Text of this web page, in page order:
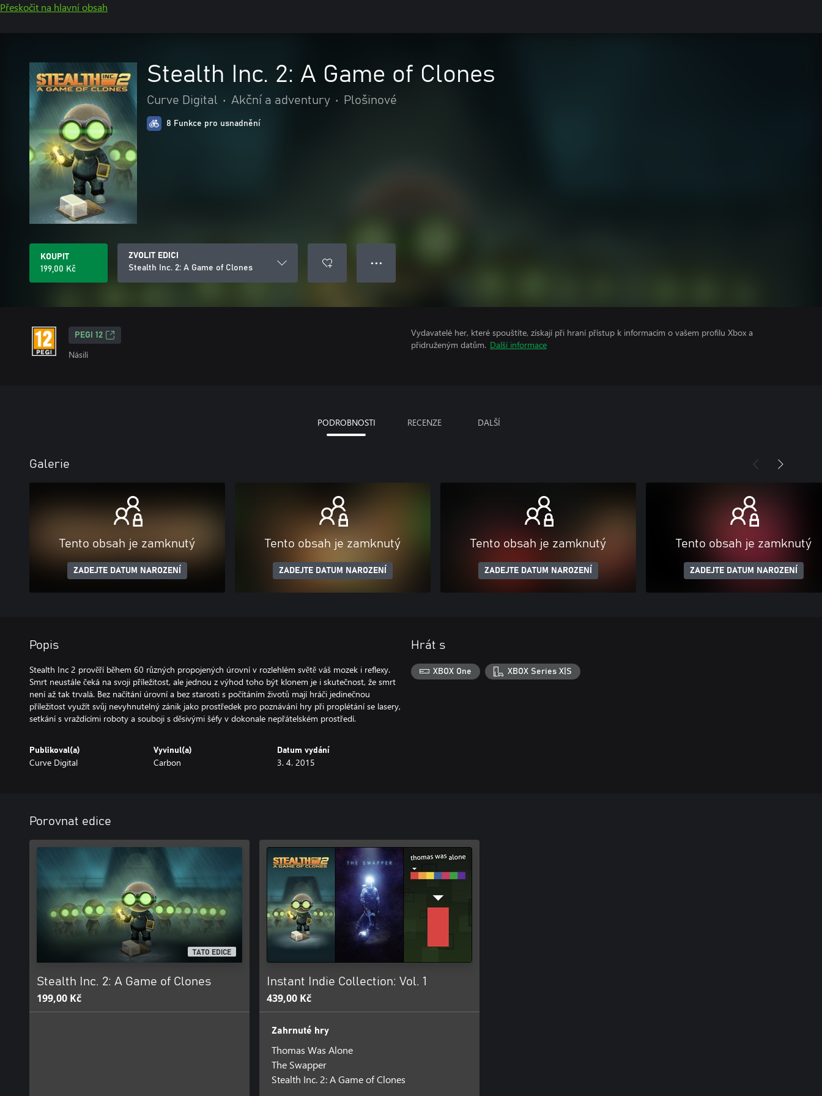
Přeskočit na hlavní obsah
Stealth Inc. 2: A Game of Clones
Curve Digital • Akční a adventury • Plošinové
8 Funkce pro usnadnění
KOUPIT
199,00 Kč
ZVOLIT EDICI
Stealth Inc. 2: A Game of Clones
● ● ●
PEGI 12
Násilí
Vydavatelé her, které spouštíte, získají při hraní přístup k informacím o vašem profilu Xbox a
přidruženým datům. Další informace
PODROBNOSTI RECENZE DALŠÍ
Galerie
Tento obsah je zamknutý
ZADEJTE DATUM NAROZENÍ
Tento obsah je zamknutý
ZADEJTE DATUM NAROZENÍ
Tento obsah je zamknutý
ZADEJTE DATUM NAROZENÍ
Tento obsah je zamknutý
ZADEJTE DATUM NAROZENÍ
Popis
Stealth Inc 2 prověří během 60 různých propojených úrovní v rozlehlém světě váš mozek i reflexy.
Smrt neustále čeká na svoji příležitost, ale jednou z výhod toho být klonem je i skutečnost, že smrt
není až tak trvalá. Bez načítání úrovní a bez starosti s počítáním životů mají hráči jedinečnou
příležitost využít svůj nevyhnutelný zánik jako prostředek pro poznávání hry při proplétání se lasery,
Publikoval(a)
Curve Digital
Vyvinul(a)
Carbon
Datum vydání
3. 4. 2015
Hrát s
XBOX One XBOX Series X|S
Porovnat edice
TATO EDICE
Stealth Inc. 2: A Game of Clones
199,00 Kč
Instant Indie Collection: Vol. 1
439,00 Kč
Zahrnuté hry
Thomas Was Alone
The Swapper
Stealth Inc. 2: A Game of Clones